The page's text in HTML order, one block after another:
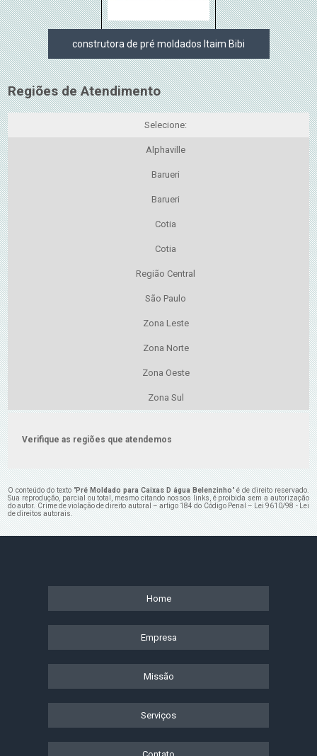
construtora de pré moldados Itaim Bibi
Regiões de Atendimento
Selecione:
Alphaville
Barueri
Barueri
Cotia
Cotia
Região Central
São Paulo
Zona Leste
Zona Norte
Zona Oeste
Zona Sul
Verifique as regiões que atendemos
O conteúdo do texto "Pré Moldado para Caixas D água Belenzinho" é de direito reservado.
Sua reprodução, parcial ou total, mesmo citando nossos links, é proibida sem a autorização
do autor. Crime de violação de direito autoral – artigo 184 do Código Penal –Lei 9610/98 - Lei
de direitos autorais.
Home
Empresa
Missão
Serviços